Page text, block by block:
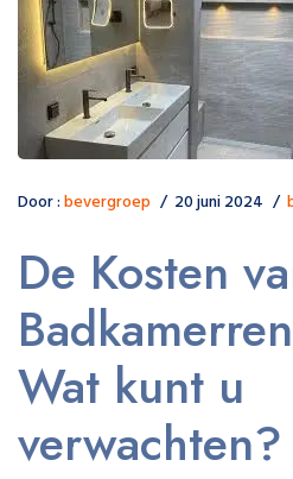
Door :bevergroep 20 juni 2024
De Kosten
Wat kunt u
verwachten?